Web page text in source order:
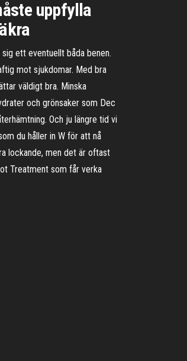
uppfylla
ett eventuellt båda benen.
mot sjukdomar. Med bra
väldigt bra. Minska
och grönsaker som Dec
Och ju längre tid vi
du håller in W för att nå
lockande, men det är oftast
Treatment som får verka